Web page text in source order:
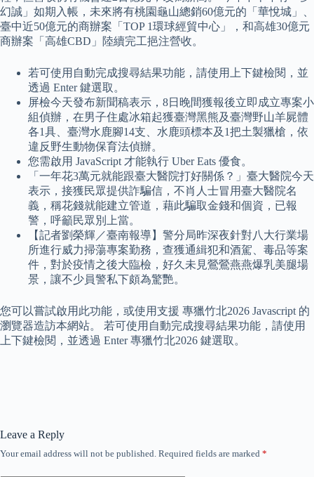
幻誠」如期入帳，未來將有桃園龜山總銷60億元的「華悅城」、
臺中近50億元的商辦案「TOP 1環球經貿中心」，和高雄30億元
商辦案「高雄CBD」陸續完工挹注營收。
若可使用自動完成搜尋結果功能，請使用上下鍵檢閱，並
透過 Enter 鍵選取。
屏檢今天發布新聞稿表示，8日晚間獲報後立即成立專案小
組偵辦，在男子住處冰箱起獲臺灣黑熊及臺灣野山羊屍體
各1具、臺灣水鹿腳14支、水鹿頭標本及1把土製獵槍，依
違反野生動物保育法偵辦。
您需啟用 JavaScript 才能執行 Uber Eats 優食。
「一年花3萬元就能跟臺大醫院打好關係？」臺大醫院今天
表示，接獲民眾提供詐騙信，不肖人士冒用臺大醫院名
義，稱花錢就能建立管道，藉此騙取金錢和個資，已報
警，呼籲民眾別上當。
【記者劉榮輝／臺南報導】警分局昨深夜針對八大行業場
所進行威力掃蕩專案勤務，查獲通緝犯和酒駕、毒品等案
件，對於疫情之後大臨檢，好久未見鶯鶯燕燕爆乳美腿場
景，讓不少員警私下頗為驚艷。
您可以嘗試啟用此功能，或使用支援 專獵竹北2026 Javascript 的
瀏覽器造訪本網站。 若可使用自動完成搜尋結果功能，請使用
上下鍵檢閱，並透過 Enter 專獵竹北2026 鍵選取。
Leave a Reply
Your email address will not be published. Required fields are marked *